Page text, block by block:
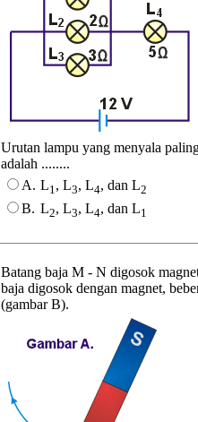
Urutan lampu yang menyala
adalah ........
A. L1, L3, L4, dan L2
B. L2, L3, L4, dan L1
Batang baja M - N digosok
baja digosok dengan magnet,
(gambar B).